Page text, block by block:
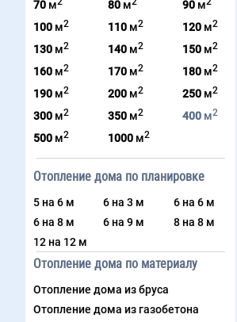
70 м
100 м2
130 м2
160 м2
190 м2
300 м2
500 м2
80 м
110 м2
140 м2
170 м2
200 м2
350 м2
1000 м2
90 м
120 м2
150 м2
180 м2
250 м2
400 м2
Отопление дома по планировке
5 на 6 м 6 на 3 м
6 на 6 м
6 на 8 м
6 на 9 м
8 на 8 м
12 на 12 м
Отопление дома по материалу
Отопление дома из бруса
Отопление дома из газобетона